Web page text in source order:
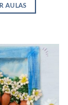
AULAS